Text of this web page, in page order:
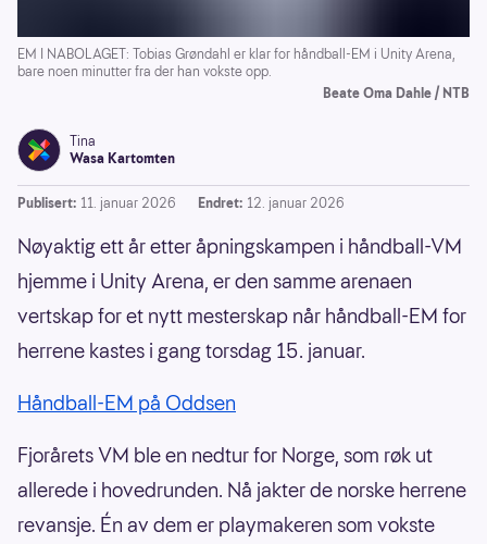
EM I NABOLAGET: Tobias Grøndahl er klar for håndball-EM i Unity Arena,
bare noen minutter fra der han vokste opp.
Beate Oma Dahle / NTB
Tina
Wasa Kartomten
Publisert: 11. januar 2026 Endret: 12. januar 2026
Nøyaktig ett år etter åpningskampen i håndball-VM
hjemme i Unity Arena, er den samme arenaen
vertskap for et nytt mesterskap når håndball-EM for
herrene kastes i gang torsdag 15. januar.
Håndball-EM på Oddsen
Fjorårets VM ble en nedtur for Norge, som røk ut
allerede i hovedrunden. Nå jakter de norske herrene
revansje. Én av dem er playmakeren som vokste